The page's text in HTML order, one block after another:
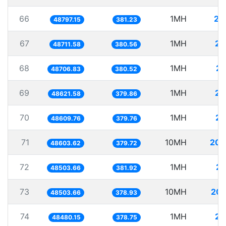
66 48797.15 381.23 1MH
67 48711.58 380.56 1MH
68 48706.83 380.52 1MH
69 48621.58 379.86 1MH
70 48609.76 379.76 1MH
71 48603.62 379.72 10MH
72 48503.66 381.92 1MH
73 48503.66 378.93 10MH
74 48480.15 378.75 1MH